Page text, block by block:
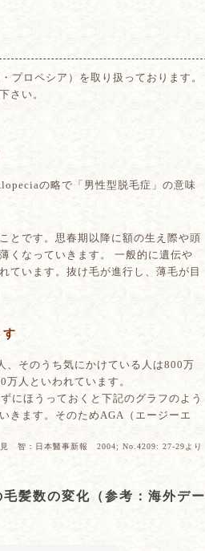
プロペシア）を取り扱っております。
さい。
の略で「男性型脱毛症」の意味
とです。思春期以降に額の生え際や頭
くなっていきます。 一般的に遺伝や
ています。抜け毛が進行し、薄毛が目
、そのうち気にかけている人は800万
人といわれています。
にほうっておくと下記のグラフのよう
きます。そのためAGA（エージーエ
智：日本醫事新報 2004; No.4209: 27-29より
髪数の変化（参考：海外デー